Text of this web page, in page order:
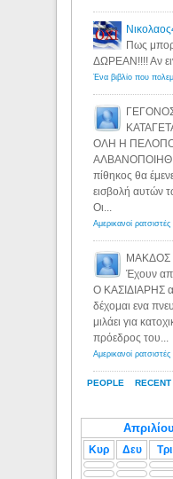
PEOPLE RECENT
Πως
ΔΩΡΕΑΝ!!!! Αν
ΟΛΗ Η
πίθηκος θα
εισβολή αυτών
Οι...
ΜΑΚΔΟΣ
Έχουν
Ο ΚΑΣΙΔΙΑΡΗΣ αν
δέχομαι ενα
μιλάει για
πρόεδρος του...
Κυρ Δευ Τρι